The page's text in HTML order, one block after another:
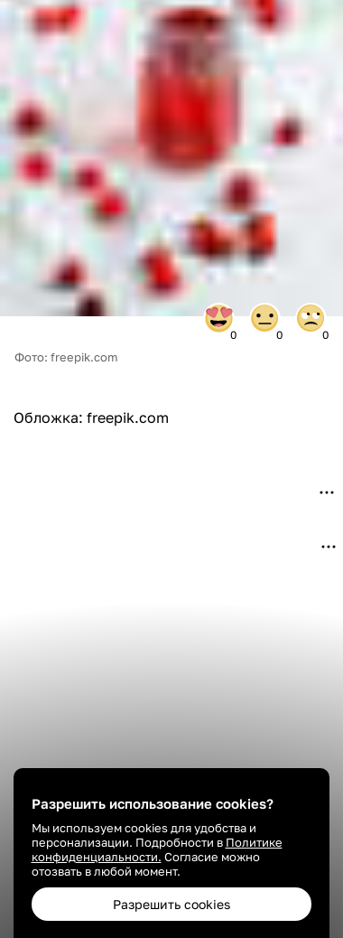
0 0 0
Фото: freepik.com
Обложка: freepik.com
Была ли эта статья полезна?
Разрешить использование cookies?
Мы используем cookies для удобства и
персонализации. Подробности в Политике
конфиденциальности. Согласие можно
отозвать в любой момент.
Разрешить cookies